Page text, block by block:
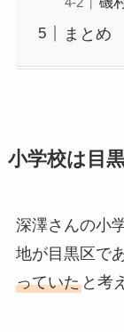
まとめ
小学校は目
深澤さんの小
地が目黒区で
っていたと考